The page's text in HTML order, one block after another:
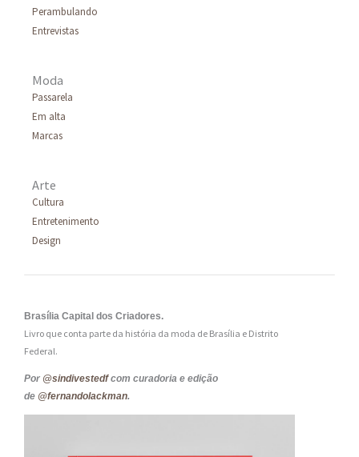
Perambulando
Entrevistas
Moda
Passarela
Em alta
Marcas
Arte
Cultura
Entretenimento
Design
Brasília Capital dos Criadores.
Livro que conta parte da história da moda de Brasília e Distrito
Federal.
Por @sindivestedfcom curadoria e edição
de @fernandolackman.